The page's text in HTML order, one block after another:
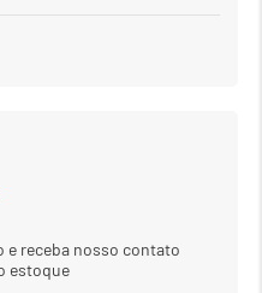
e receba nosso contato
estoque